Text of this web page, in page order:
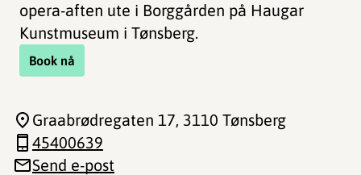
opera-aften ute i Borggården på Haugar
Kunstmuseum i Tønsberg.
Book nå
Graabrødregaten 17, 3110 Tønsberg
45400639
Send e-post